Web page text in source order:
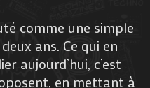
comme une simple
ans. Ce qui en
aujourd’hui, c’est
en mettant à